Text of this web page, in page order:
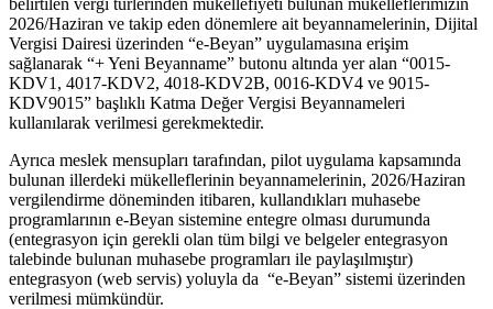
2026/Haziran ve takip eden dönemlere ait beyannamelerinin, Dijital
Vergisi Dairesi üzerinden “e-Beyan” uygulamasına erişim
sağlanarak “+ Yeni Beyanname” butonu altında yer alan “0015-
KDV1, 4017-KDV2, 4018-KDV2B, 0016-KDV4 ve 9015-
KDV9015” başlıklı Katma Değer Vergisi Beyannameleri
kullanılarak verilmesi gerekmektedir.
Ayrıca meslek mensupları tarafından, pilot uygulama kapsamında
bulunan illerdeki mükelleflerinin beyannamelerinin, 2026/Haziran
vergilendirme döneminden itibaren, kullandıkları muhasebe
programlarının e-Beyan sistemine entegre olması durumunda
(entegrasyon için gerekli olan tüm bilgi ve belgeler entegrasyon
talebinde bulunan muhasebe programları ile paylaşılmıştır)
entegrasyon (web servis) yoluyla da “e-Beyan” sistemi üzerinden
verilmesi mümkündür.